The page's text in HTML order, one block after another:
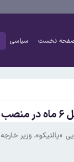
نخست سیاسی